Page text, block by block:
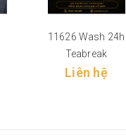
11626 Wash 24h
Teabreak
Liên hệ